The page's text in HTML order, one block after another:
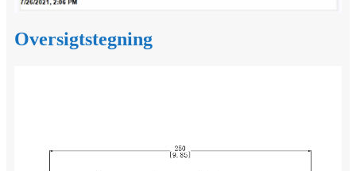
Oversigtstegning